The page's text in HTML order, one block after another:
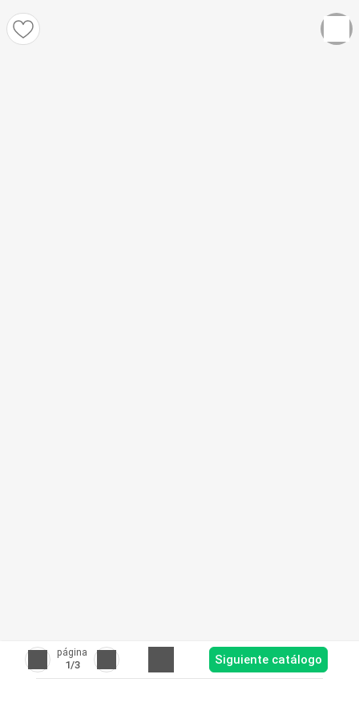
página
1/3 Siguiente catálogo